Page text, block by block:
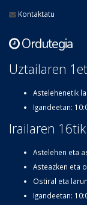
Kontaktatu
Ordutegia
Uztailaren
Astelehenetik
Igandeetan:
Irailaren
Astelehen eta
Asteazken eta
Ostiral eta
Igandeetan: